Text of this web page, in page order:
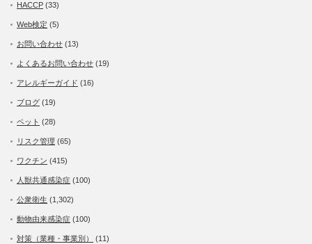
HACCP (33)
Web検定 (5)
お問い合わせ (13)
よくあるお問い合わせ (19)
アレルギーガイド (16)
ブログ (19)
ペット (28)
リスク管理 (65)
ワクチン (415)
人獣共通感染症 (100)
公衆衛生 (1,302)
動物由来感染症 (100)
対策（業種・事業別） (11)